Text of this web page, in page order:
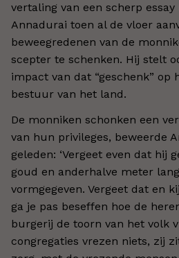
vertaling van een scherp essay
Annadurai toen al de vloer
beweegredenen van de
scepter te schenken. Hij stelt
impact van dat “geschenk” op
bestuur van het land.
De monniken schonken een
van hun privileges, beweerde
geleden: ‘Vergeet even dat hij
goud en anderhalve meter
vormgegeven. Vergeet dat en
ga je pas beseffen hoe de
burgerij de toorn van het volk
congregaties vrezen niets, zij